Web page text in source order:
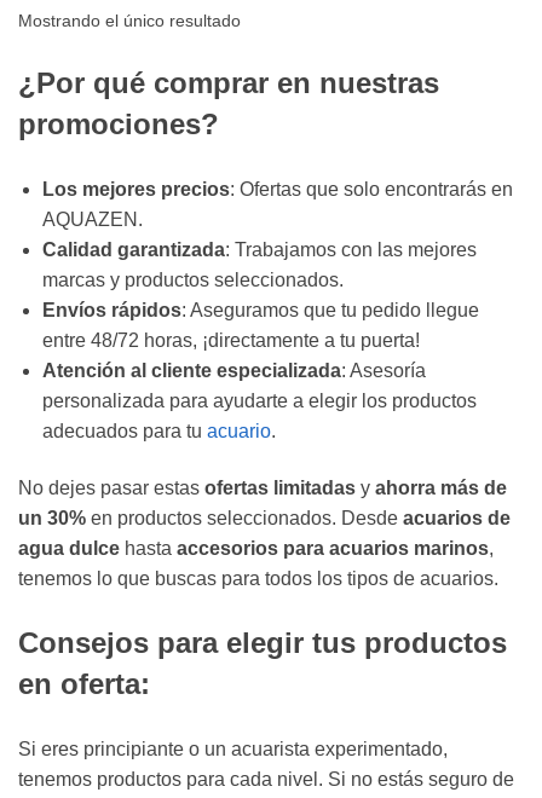
Mostrando el único resultado
¿Por qué comprar en nuestras
promociones?
Los mejores precios: Ofertas que solo encontrarás en
AQUAZEN.
Calidad garantizada: Trabajamos con las mejores
marcas y productos seleccionados.
Envíos rápidos: Aseguramos que tu pedido llegue
entre 48/72 horas, ¡directamente a tu puerta!
Atención al cliente especializada: Asesoría
personalizada para ayudarte a elegir los productos
adecuados para tu acuario.
No dejes pasar estas ofertas limitadas y ahorra más de
un 30% en productos seleccionados. Desde acuarios de
agua dulce hasta accesorios para acuarios marinos,
tenemos lo que buscas para todos los tipos de acuarios.
Consejos para elegir tus productos
en oferta:
Si eres principiante o un acuarista experimentado,
tenemos productos para cada nivel. Si no estás seguro de